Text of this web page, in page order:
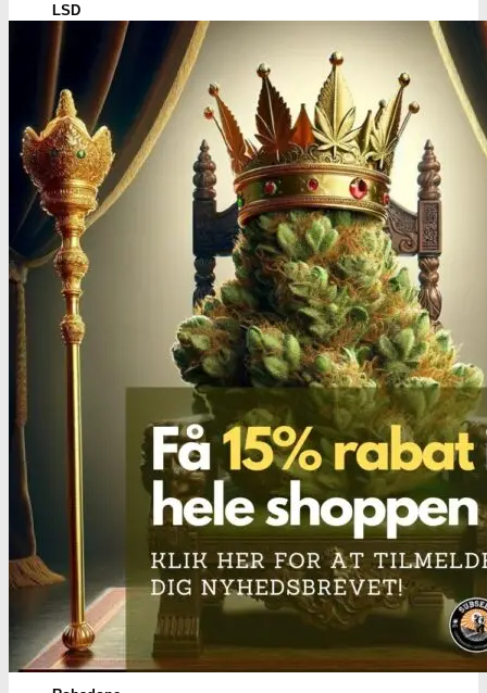
LSD
LSD renhedstest
Benzodiazepiner
Benzoer renhedstest
GHB/Hætter
GHB/Hætter renhedstest
Ketamin
Ketamin renhedstest
MCPP test
Opiater
Opiater renhedstest
THC/Cannabinoider
THC test
Cannabinoider test